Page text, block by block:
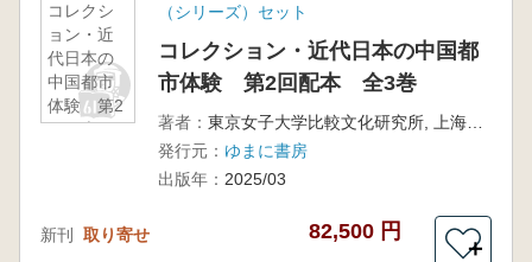
コレクシ
ョン・近
代日本の
中国都市
体験 第2
回配本
（シリーズ）セット
コレクション・近代日本の中国都
市体験 第2回配本 全3巻
著者：
東京女子大学比較文化研究所, 上海外国語大学日本研究センター 監修
発行元： ゆまに書房
出版年： 2025/03
新刊 取り寄せ 82,500 円
＋